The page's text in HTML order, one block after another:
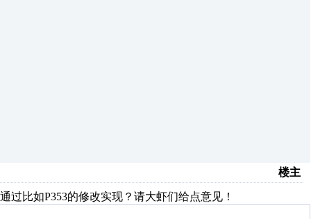
楼主
比如P353的修改实现？请大虾们给点意见！